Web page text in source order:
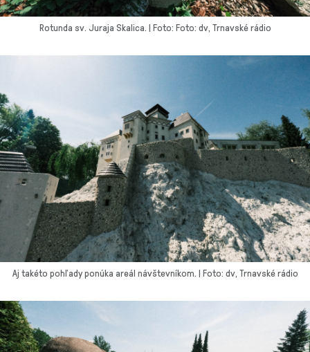
Rotunda sv. Juraja Skalica. | Foto: Foto: dv, Trnavské rádio
Aj takéto pohľady ponúka areál návštevníkom. | Foto: dv, Trnavské rádio